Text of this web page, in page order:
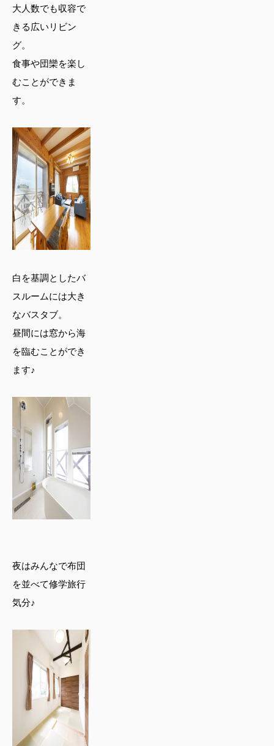
大人数でも収容で
きる広いリビン
グ。
食事や団欒を楽し
むことができま
す。
白を基調としたバ
スルームには大き
なバスタブ。
昼間には窓から海
を臨むことができ
ます♪
夜はみんなで布団
を並べて修学旅行
気分♪